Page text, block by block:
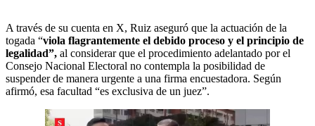
A través de su cuenta en X, Ruiz aseguró que la actuación de la
togada “viola flagrantemente el debido proceso y el principio de
legalidad”, al considerar que el procedimiento adelantado por el
Consejo Nacional Electoral no contempla la posibilidad de
suspender de manera urgente a una firma encuestadora. Según
afirmó, esa facultad “es exclusiva de un juez”.